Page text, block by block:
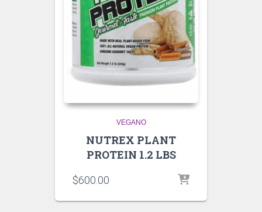
VEGANO
NUTREX PLANT
PROTEIN 1.2 LBS
$600.00